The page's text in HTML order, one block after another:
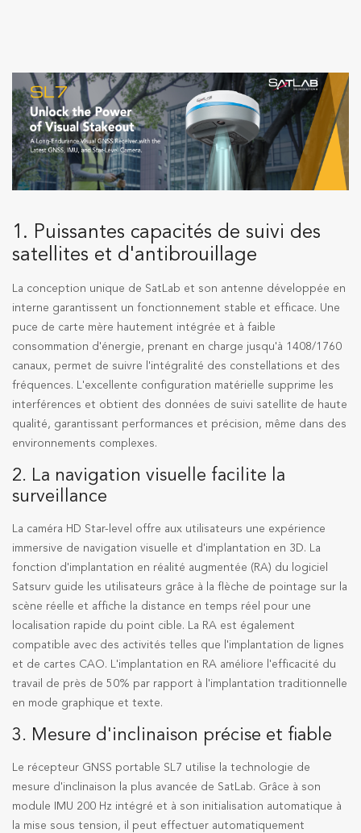
1. Puissantes capacités de suivi des
satellites et d'antibrouillage
La conception unique de SatLab et son antenne développée en
interne garantissent un fonctionnement stable et efficace. Une
puce de carte mère hautement intégrée et à faible
consommation d'énergie, prenant en charge jusqu'à 1408/1760
canaux, permet de suivre l'intégralité des constellations et des
fréquences. L'excellente configuration matérielle supprime les
interférences et obtient des données de suivi satellite de haute
qualité, garantissant performances et précision, même dans des
environnements complexes.
2. La navigation visuelle facilite la
surveillance
La caméra HD Star-level offre aux utilisateurs une expérience
immersive de navigation visuelle et d'implantation en 3D. La
fonction d'implantation en réalité augmentée (RA) du logiciel
Satsurv guide les utilisateurs grâce à la flèche de pointage sur la
scène réelle et affiche la distance en temps réel pour une
localisation rapide du point cible. La RA est également
compatible avec des activités telles que l'implantation de lignes
et de cartes CAO. L'implantation en RA améliore l'efficacité du
travail de près de 50% par rapport à l'implantation traditionnelle
en mode graphique et texte.
3. Mesure d'inclinaison précise et fiable
Le récepteur GNSS portable SL7 utilise la technologie de
mesure d'inclinaison la plus avancée de SatLab. Grâce à son
module IMU 200 Hz intégré et à son initialisation automatique à
la mise sous tension, il peut effectuer automatiquement